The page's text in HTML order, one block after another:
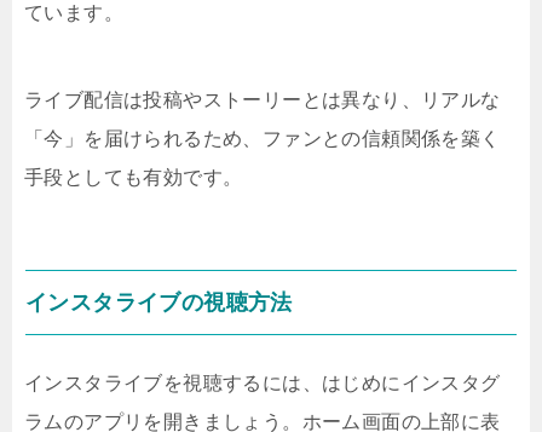
ています。
ライブ配信は投稿やストーリーとは異なり、リアルな
「今」を届けられるため、ファンとの信頼関係を築く
手段としても有効です。
インスタライブの視聴方法
インスタライブを視聴するには、はじめにインスタグ
ラムのアプリを開きましょう。ホーム画面の上部に表